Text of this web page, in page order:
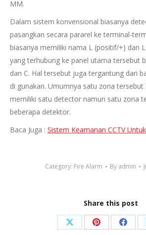
MM.
Dalam sistem konvensional biasanya
pasangkan secara pararel ke terminal-
biasanya memiliki nama L (positif/+) dan
yang terhubung ke panel utama tersebut
dan C. Hal tersebut juga tergantung dari
di gunakan. Umumnya satu zona tersebut
memiliki satu detector namun satu zona
beberapa detektor.
Baca Juga : Sistem Keamanan CCTV
Category: Fire Alarm By admin
Share this post
Share Share Share